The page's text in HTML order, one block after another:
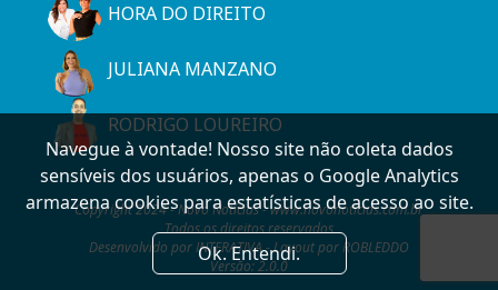
HORA DO DIREITO
JULIANA MANZANO
RODRIGO LOUREIRO
Copyright 2024 - Novo Notícias - www.novonoticias.com.br
Todos os direitos reservados
Desenvolvido por INTERATIVA - Layout por ROBLEDDO
Versão: 2.0.0
Navegue à vontade! Nosso site não coleta dados
sensíveis dos usuários, apenas o Google Analytics
armazena cookies para estatísticas de acesso ao site.
Ok. Entendi.